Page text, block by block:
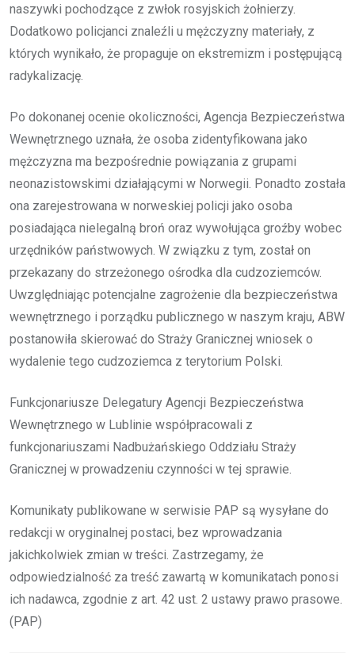
naszywki pochodzące z zwłok rosyjskich żołnierzy.
Dodatkowo policjanci znaleźli u mężczyzny materiały, z
których wynikało, że propaguje on ekstremizm i postępującą
radykalizację.
Po dokonanej ocenie okoliczności, Agencja Bezpieczeństwa
Wewnętrznego uznała, że osoba zidentyfikowana jako
mężczyzna ma bezpośrednie powiązania z grupami
neonazistowskimi działającymi w Norwegii. Ponadto została
ona zarejestrowana w norweskiej policji jako osoba
posiadająca nielegalną broń oraz wywołująca groźby wobec
urzędników państwowych. W związku z tym, został on
przekazany do strzeżonego ośrodka dla cudzoziemców.
Uwzględniając potencjalne zagrożenie dla bezpieczeństwa
wewnętrznego i porządku publicznego w naszym kraju, ABW
postanowiła skierować do Straży Granicznej wniosek o
wydalenie tego cudzoziemca z terytorium Polski.
Funkcjonariusze Delegatury Agencji Bezpieczeństwa
Wewnętrznego w Lublinie współpracowali z
funkcjonariuszami Nadbużańskiego Oddziału Straży
Granicznej w prowadzeniu czynności w tej sprawie.
Komunikaty publikowane w serwisie PAP są wysyłane do
redakcji w oryginalnej postaci, bez wprowadzania
jakichkolwiek zmian w treści. Zastrzegamy, że
odpowiedzialność za treść zawartą w komunikatach ponosi
ich nadawca, zgodnie z art. 42 ust. 2 ustawy prawo prasowe.
(PAP)